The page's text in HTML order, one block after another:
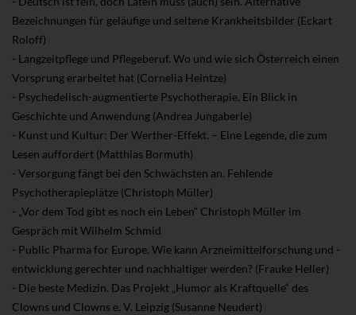
Bezeichnungen für geläufige und seltene Krankheitsbilder (Eckart
Roloff)
- Langzeitpflege und Pflegeberuf. Wo und wie sich Österreich einen
Vorsprung erarbeitet hat (Cornelia Heintze)
- Psychedelisch-augmentierte Psychotherapie. Ein Blick in
Geschichte und Anwendung (Andrea Jungaberle)
- Kunst und Kultur: Der Werther-Effekt. – Eine Legende, die zum
Lesen auffordert (Matthias Bormuth)
- Versorgung fängt bei den Schwächsten an. Fehlende
Psychotherapieplätze (Christoph Müller)
- „Vor dem Tod gibt es noch ein Leben“ Christoph Müller im
Gespräch mit Wilhelm Schmid
- Public Pharma for Europe. Wie kann Arzneimittelforschung und -
entwicklung gerechter und nachhaltiger werden? (Frauke Heller)
- Die beste Medizin. Das Projekt „Humor als Kraftquelle“ des
Clowns und Clowns e. V. Leipzig (Susanne Neudert)